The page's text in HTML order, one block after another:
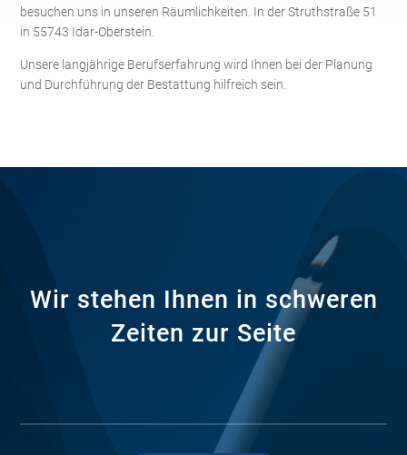
besuchen uns in unseren Räumlichkeiten. In der Struthstraße 51
in 55743 Idar-Oberstein.
Unsere langjährige Berufserfahrung wird Ihnen bei der Planung
und Durchführung der Bestattung hilfreich sein.
Wir stehen Ihnen in schweren
Zeiten zur Seite